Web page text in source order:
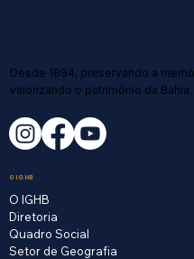
Desde 1894, preservando a
valorizando o patrimônio da Bahia.
O IGHB
O IGHB
Diretoria
Quadro Social
Setor de Geografia